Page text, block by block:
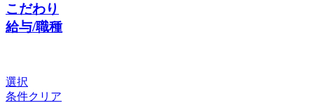
こだわり
給与/職種
選択
条件クリア